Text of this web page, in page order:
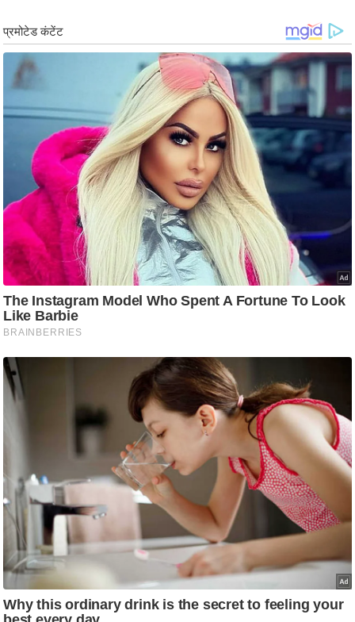
फि
ल्म
स
मी
क्षा
a
k
n
g
N
e
w
s
ला
इ
ल
टे
क्नॉ
लॉ
जी
ब्यू
टी